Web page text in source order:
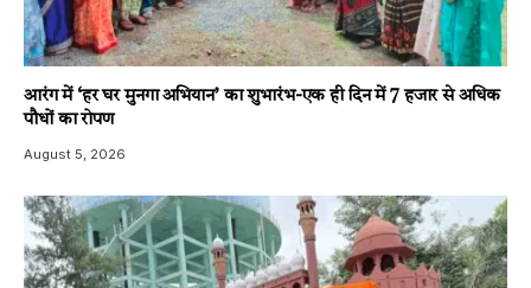
आरंग में ‘हर घर मुनगा अभियान’ का शुभारंभ-एक ही दिन में 7 हजार से अधिक
पौधों का रोपण
August 5, 2026